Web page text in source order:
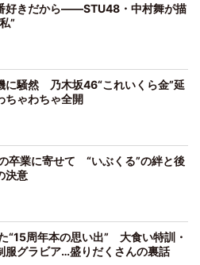
好きだから――STU48・中村舞が描
”
に騒然 乃木坂46“これいくら金”延
ちゃわちゃ全開
卒業に寄せて “いぶくる”の絆と後
決意
“15周年本の思い出” 大食い特訓・
服グラビア…盛りだくさんの裏話